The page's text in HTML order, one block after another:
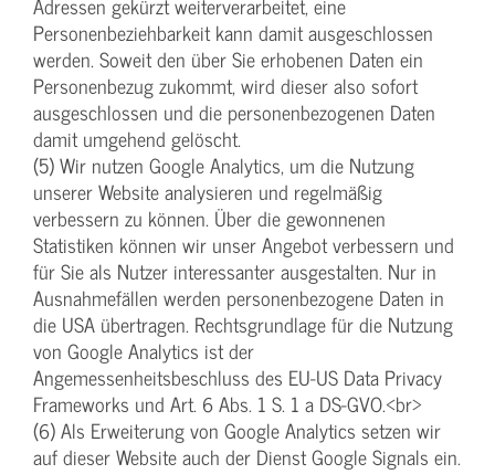
Personenbeziehbarkeit kann damit ausgeschlossen
werden. Soweit den über Sie erhobenen Daten ein
Personenbezug zukommt, wird dieser also sofort
ausgeschlossen und die personenbezogenen Daten
damit umgehend gelöscht.
(5) Wir nutzen Google Analytics, um die Nutzung
unserer Website analysieren und regelmäßig
verbessern zu können. Über die gewonnenen
Statistiken können wir unser Angebot verbessern und
für Sie als Nutzer interessanter ausgestalten. Nur in
Ausnahmefällen werden personenbezogene Daten in
die USA übertragen. Rechtsgrundlage für die Nutzung
von Google Analytics ist der
Angemessenheitsbeschluss des EU-US Data Privacy
Frameworks und Art. 6 Abs. 1 S. 1 a DS-GVO.<br>
(6) Als Erweiterung von Google Analytics setzen wir
auf dieser Website auch der Dienst Google Signals ein.